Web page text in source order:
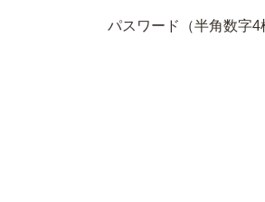
パスワード（半角数字4